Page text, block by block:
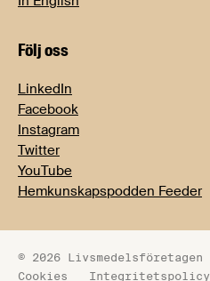
Följ oss
LinkedIn
Facebook
Instagram
Twitter
YouTube
Hemkunskapspodden Feeder
© 2026 Livsmedelsföretagen
Cookies
Integritetspolicy